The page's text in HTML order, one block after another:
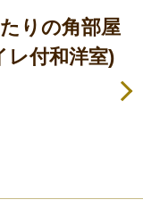
りの角部屋
レ付和洋室)